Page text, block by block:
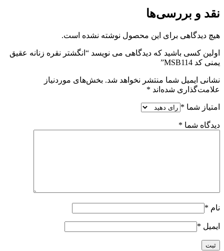
نقد و بررسی‌ها
هیچ دیدگاهی برای این محصول نوشته نشده است.
اولین کسی باشید که دیدگاهی می نویسد “انگشتر نقره زنانه عقیق
یمنی کد MSB114”
نشانی ایمیل شما منتشر نخواهد شد. بخش‌های موردنیاز
علامت‌گذاری شده‌اند *
امتیاز شما *
دیدگاه شما *
نام *
ایمیل *